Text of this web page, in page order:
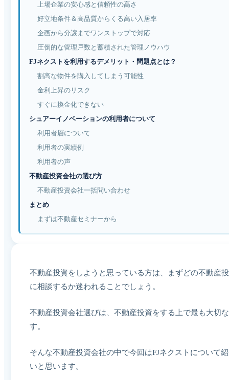
上場企業の安心感と信頼性の高さ
好立地条件＆高品質からくる高い入居率
企画から分譲までワンストップで対応
圧倒的な管理戸数と蓄積された管理ノウハウ
FJネクストを利用するデメリット・問題点とは？
割高な物件を購入してしまう可能性
金利上昇のリスク
すぐに換金化できない
シュアーイノベーションの利用者について
利用者層について
利用者の実績例
利用者の声
不動産投資会社の選び方
不動産投資会社一括問い合わせ
まとめ
まずは不動産セミナーから
不動産投資をしようと思っている方は、まずどの不動産
に相談するか迷われることでしょう。
不動産投資会社選びは、不動産投資をする上で最も大切
す。
そんな不動産投資会社の中で今回はFJネクストについて
いと思います。